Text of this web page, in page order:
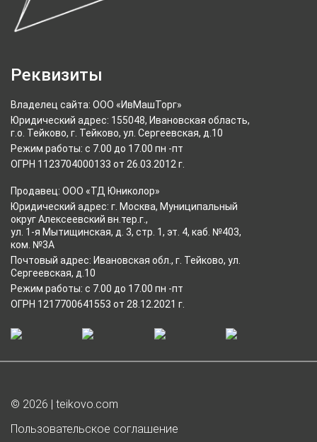
Реквизиты
Владелец сайта: ООО «ИвМашТорг»
Юридический адрес: 155048, Ивановская область,
г.о. Тейково, г. Тейково, ул. Сергеевская, д.10
Режим работы: с 7.00 до 17.00 пн -пт
ОГРН 1123704000133 от 26.03.2012 г.
Продавец: ООО «ТД Юниколор»
Юридический адрес: г. Москва, Муниципальный
округ Алексеевский вн.тер.г.,
ул. 1-я Мытищинская, д. 3, стр. 1, эт. 4, каб. №403,
ком. №3А
Почтовый адрес: Ивановская обл., г. Тейково, ул.
Сергеевская, д.10
Режим работы: с 7.00 до 17.00 пн -пт
ОГРН 1217700641553 от 28.12.2021 г.
© 2026 | teikovo.com
Пользовательское соглашение